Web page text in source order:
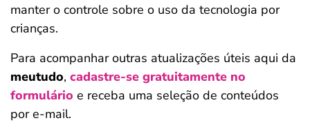
manter o controle sobre o uso da tecnologia por
crianças.
Para acompanhar outras atualizações úteis aqui da
meutudo, cadastre-se gratuitamente no
formulário e receba uma seleção de conteúdos
por e-mail.